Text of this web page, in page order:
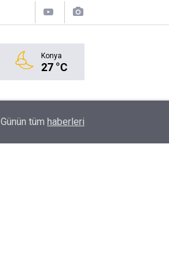
Konya
27 °C
Günün tüm haberleri